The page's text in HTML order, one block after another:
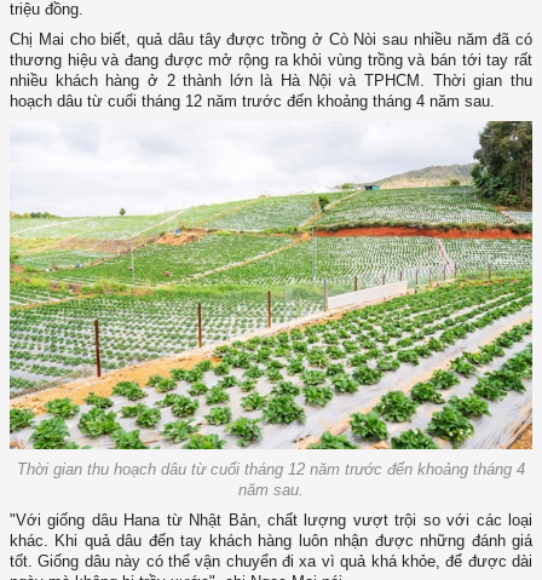
triệu đồng.
Chị Mai cho biết, quả dâu tây được trồng ở Cò Nòi sau nhiều năm đã có
thương hiệu và đang được mở rộng ra khỏi vùng trồng và bán tới tay rất
nhiều khách hàng ở 2 thành lớn là Hà Nội và TPHCM. Thời gian thu
hoạch dâu từ cuối tháng 12 năm trước đến khoảng tháng 4 năm sau.
Thời gian thu hoạch dâu từ cuối tháng 12 năm trước đến khoảng tháng 4
năm sau.
"Với giống dâu Hana từ Nhật Bản, chất lượng vượt trội so với các loại
khác. Khi quả dâu đến tay khách hàng luôn nhận được những đánh giá
tốt. Giống dâu này có thể vận chuyển đi xa vì quả khá khỏe, để được dài